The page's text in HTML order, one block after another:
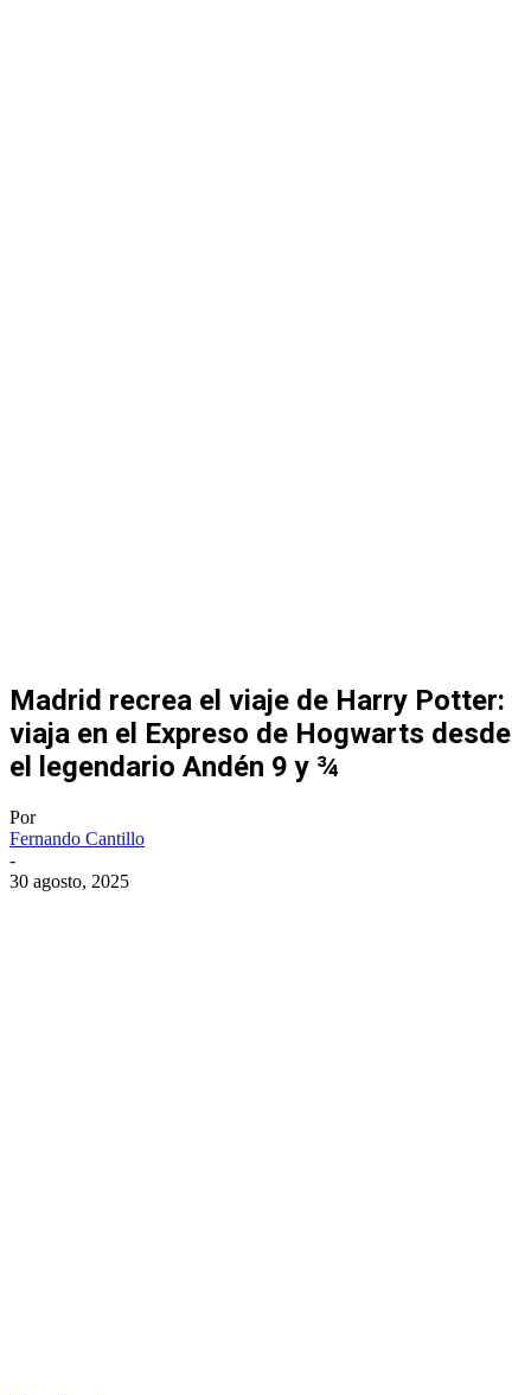
Madrid recrea el viaje de Harry Potter:
viaja en el Expreso de Hogwarts desde
el legendario Andén 9 y ¾
Por
Fernando Cantillo
-
30 agosto, 2025